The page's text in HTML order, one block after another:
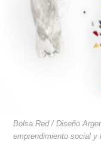
Bolsa Red / Diseño
emprendimiento social y